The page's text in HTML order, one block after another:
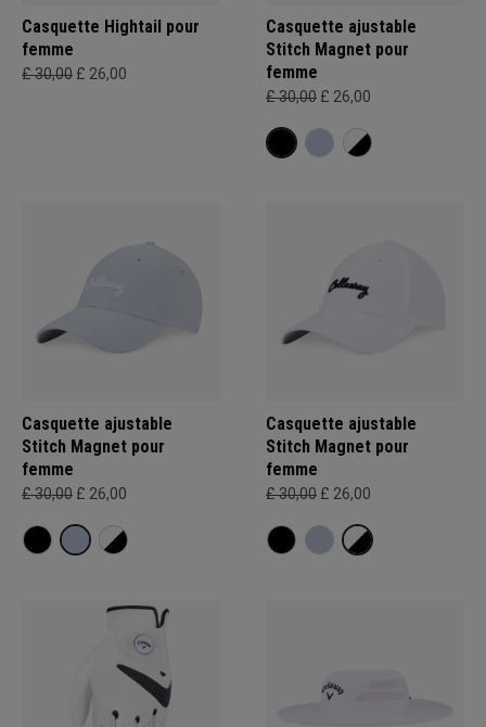
Casquette Hightail pour
femme
£ 30,00 £ 26,00
Casquette ajustable
Stitch Magnet pour
femme
£ 30,00 £ 26,00
Casquette ajustable
Stitch Magnet pour
femme
£ 30,00 £ 26,00
Casquette ajustable
Stitch Magnet pour
femme
£ 30,00 £ 26,00